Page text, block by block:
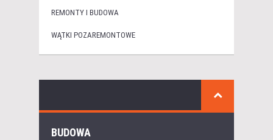
REMONTY I BUDOWA
WĄTKI POZAREMONTOWE
BUDOWA